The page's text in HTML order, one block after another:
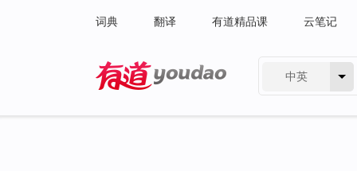
词典 翻译 有道精品课 云笔记
中英